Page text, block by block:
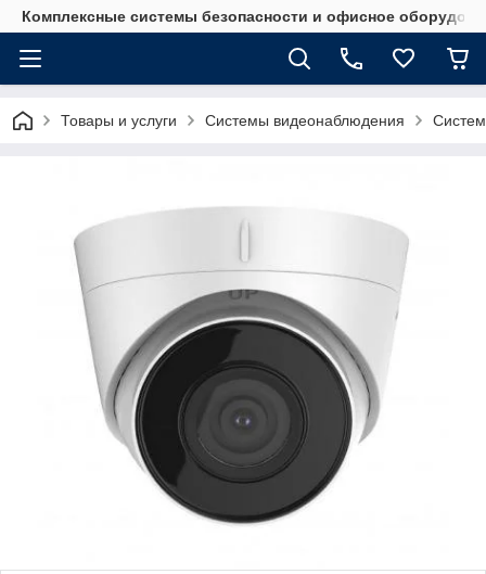
Комплексные системы безопасности и офисное
Товары и услуги Системы видеонаблюдения